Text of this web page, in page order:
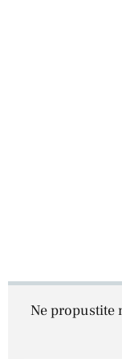
Ne propustite